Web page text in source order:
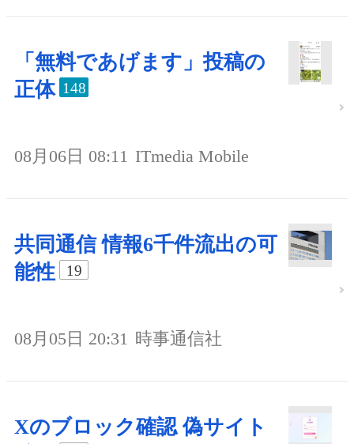
「無料であげます」投稿の
正体 148
08月06日 08:11 ITmedia Mobile
共同通信 情報6千件流出の可
能性
19
08月05日 20:31 時事通信社
Xのブロック確認 偽サイト